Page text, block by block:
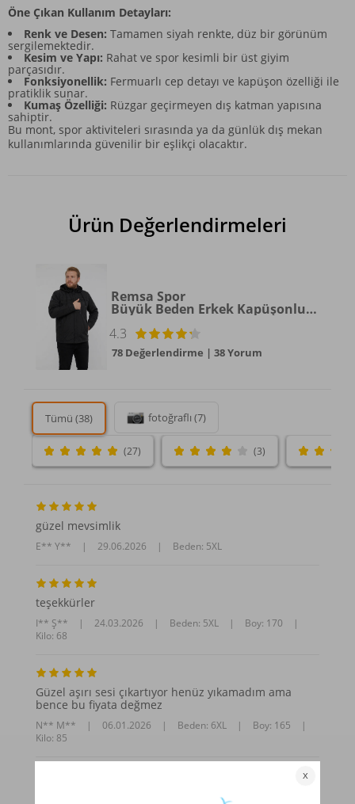
Öne Çıkan Kullanım Detayları:
Renk ve Desen: Tamamen siyah renkte, düz bir görünüm
sergilemektedir.
Kesim ve Yapı: Rahat ve spor kesimli bir üst giyim
parçasıdır.
Fonksiyonellik: Fermuarlı cep detayı ve kapüşon özelliği ile
pratiklik sunar.
Kumaş Özelliği: Rüzgar geçirmeyen dış katman yapısına
sahiptir.
Bu mont, spor aktiviteleri sırasında ya da günlük dış mekan
kullanımlarında güvenilir bir eşlikçi olacaktır.
Ürün Değerlendirmeleri
Remsa Spor
Büyük Beden Erkek Kapüşonlu Rüzgar Geçirmez Cep Detaylı İçi Fileli Siyah Remsa Spor TH901
4.3
78 Değerlendirme | 38 Yorum
Tümü (38) fotoğraflı (7)
(27) (3)
güzel mevsimlik
E** Y** | 29.06.2026 | Beden: 5XL
teşekkürler
I** Ş** | 24.03.2026 | Beden: 5XL | Boy: 170
|
Kilo: 68
Güzel aşırı sesi çıkartıyor henüz yıkamadım ama
bence bu fiyata değmez
N** M** | 06.01.2026 | Beden: 6XL | Boy: 165
|
Kilo: 85